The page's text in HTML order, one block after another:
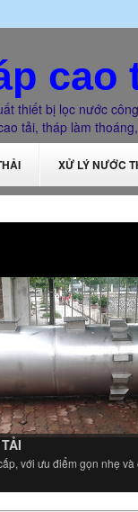
cao
thiết bị lọc nước
tải, tháp làm
XỬ LÝ NƯỚC
với ưu điểm gọn nhẹ